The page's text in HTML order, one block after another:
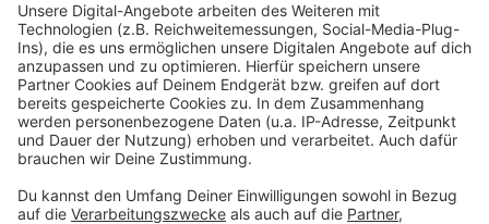
Vorteile für Pendler und Wirtschaft
Anzeige
Nicht nur Pendler profitieren von der besseren
Koordination, auch Unternehmen können Lieferketten
und Transportwege effizienter planen. Unkoordinierte